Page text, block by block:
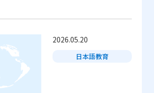
2026.05.20
日本語教育